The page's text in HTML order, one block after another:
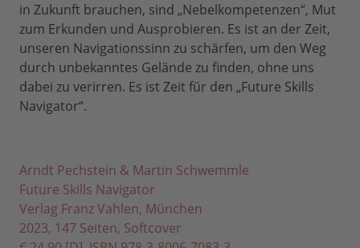
in Zukunft brauchen, sind „Nebelkompetenzen“, Mut
zum Erkunden und Ausprobieren. Es ist an der Zeit,
unseren Navigationssinn zu schärfen, um den Weg
durch unbekanntes Gelände zu finden, ohne uns
dabei zu verirren. Es ist Zeit für den „Future Skills
Navigator“.
Arndt Pechstein & Martin Schwemmle
Future Skills Navigator
Verlag Franz Vahlen, München
2023, 147 Seiten, Softcover